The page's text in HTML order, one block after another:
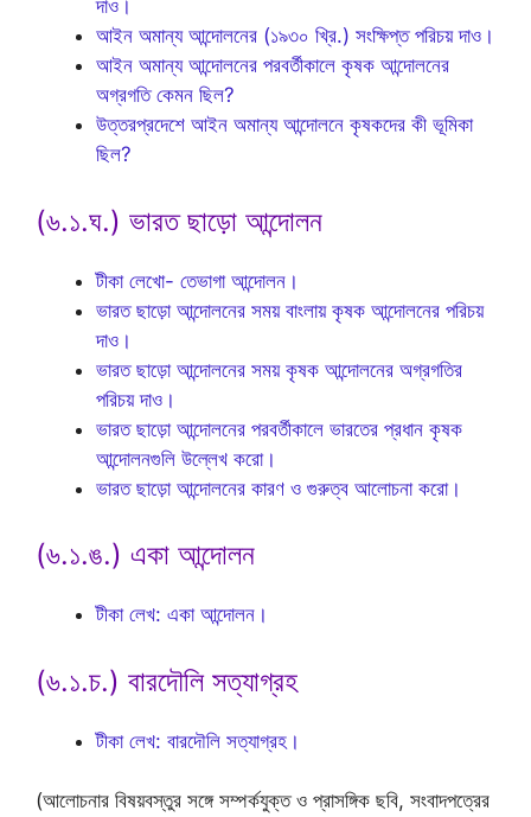
দাও।
আইন অমান্য আন্দোলনের (১৯৩০ খ্রি.) সংক্ষিপ্ত পরিচয় দাও।
আইন অমান্য আন্দোলনের পরবর্তীকালে কৃষক আন্দোলনের
অগ্রগতি কেমন ছিল?
উত্তরপ্রদেশে আইন অমান্য আন্দোলনে কৃষকদের কী ভূমিকা
ছিল?
(৬.১.ঘ.) ভারত ছাড়ো আন্দোলন
টীকা লেখাে- তেভাগা আন্দোলন।
ভারত ছাড়ো আন্দোলনের সময় বাংলায় কৃষক আন্দোলনের পরিচয়
দাও।
ভারত ছাড়ো আন্দোলনের সময় কৃষক আন্দোলনের অগ্রগতির
পরিচয় দাও।
ভারত ছাড়ো আন্দোলনের পরবর্তীকালে ভারতের প্রধান কৃষক
আন্দোলনগুলি উল্লেখ করো।
ভারত ছাড়ো আন্দোলনের কারণ ও গুরুত্ব আলোচনা করো।
(৬.১.ঙ.) একা আন্দোলন
টীকা লেখ: একা আন্দোলন।
(৬.১.চ.) বারদৌলি সত্যাগ্রহ
টীকা লেখ: বারদৌলি সত্যাগ্রহ।
(আলোচনার বিষয়বস্তুর সঙ্গে সম্পর্কযুক্ত ও প্রাসঙ্গিক ছবি, সংবাদপত্রের